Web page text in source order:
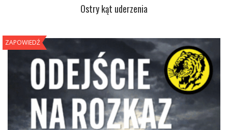
Ostry kąt uderzenia
ZAPOWIEDŹ